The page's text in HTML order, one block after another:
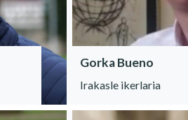
Gorka Bueno
Irakasle ikerlaria